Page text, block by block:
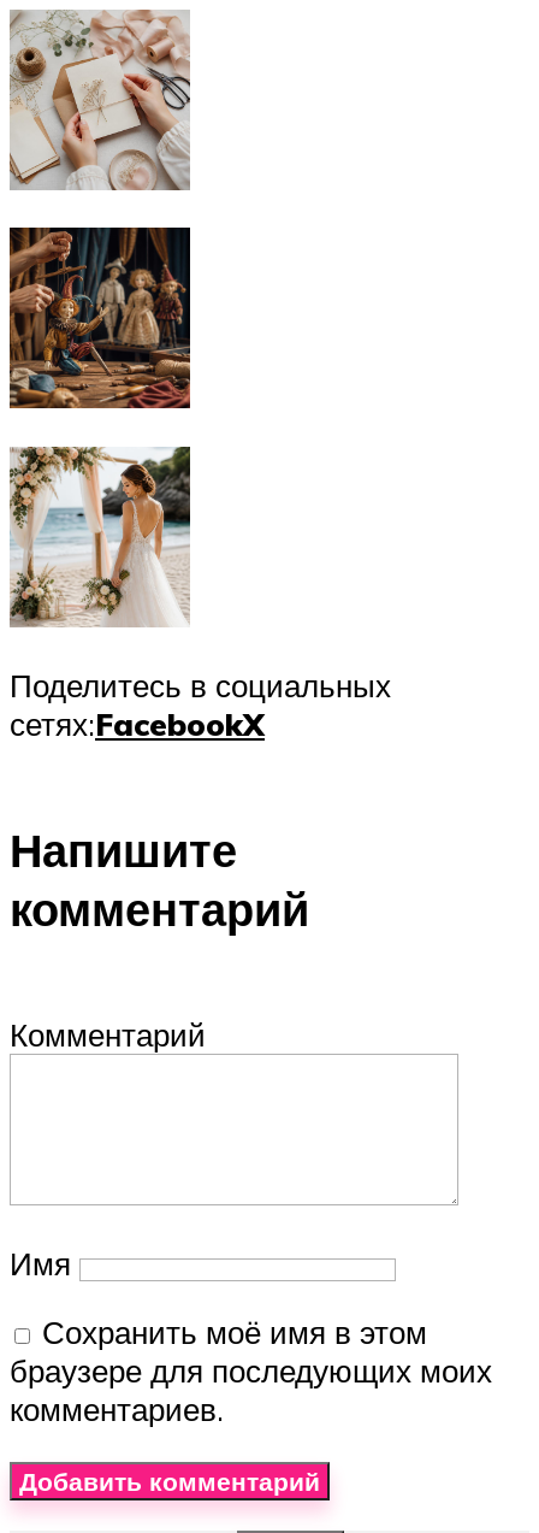
Поделитесь в социальных
сетях:FacebookX
Напишите
комментарий
Комментарий
Имя
Сохранить моё имя в этом
браузере для последующих моих
комментариев.